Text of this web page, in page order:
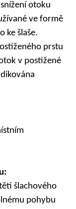
otoku
ve formě
ke šlaše.
prstu
v postižené
šlachového
pohybu